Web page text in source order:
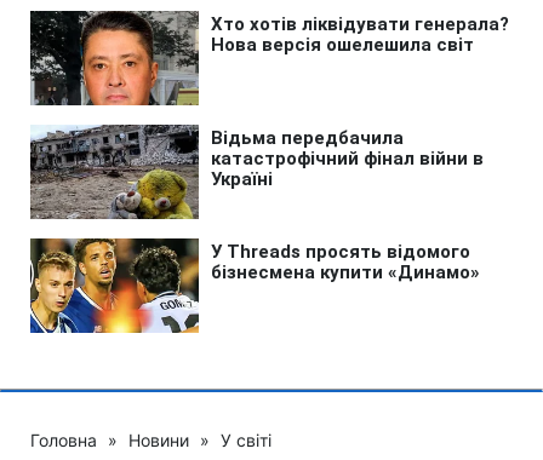
Головна » Новини » У світі